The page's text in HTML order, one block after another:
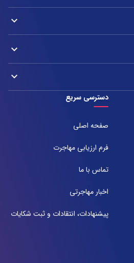
چهار راه پسیان و زعفرانیه – پلاک 2880
keyboard_arrow_down
سعادت آباد، هولدینگ پارس پندار نهاد keyboard_arrow_down
۱۶۰۵
keyboard_arrow_down
دسترسی سریع
صفحه اصلی
فرم ارزیابی مهاجرت
تماس با ما
اخبار مهاجرتی
پیشنهادات، انتقادات و ثبت شکایات